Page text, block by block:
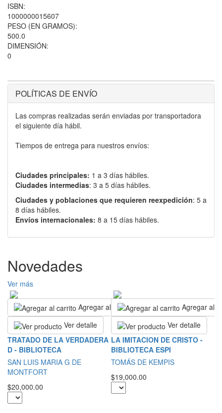
ISBN:
1000000015607
PESO (EN GRAMOS):
500.0
DIMENSIÓN:
0
POLÍTICAS DE ENVÍO
Las compras realizadas serán enviadas por transportadora
el siguiente día hábil.
Tiempos de entrega para nuestros envíos:
Ciudades principales: 1 a 3 días hábiles.
Ciudades intermedias: 3 a 5 días hábiles.
Ciudades y poblaciones que requieren reexpedición: 5 a
8 días hábiles.
Envíos internacionales: 8 a 15 días hábiles.
Novedades
Ver más
Agregar al carrito
Ver detalle
TRATADO DE LA VERDADERA
D - BIBLIOTECA
SAN LUIS MARIA G DE
MONTFORT
$20,000.00
Agregar al
Ver detalle
LA IMITACION DE CRISTO -
BIBLIOTECA ESPI
TOMÁS DE KEMPIS
$19,000.00